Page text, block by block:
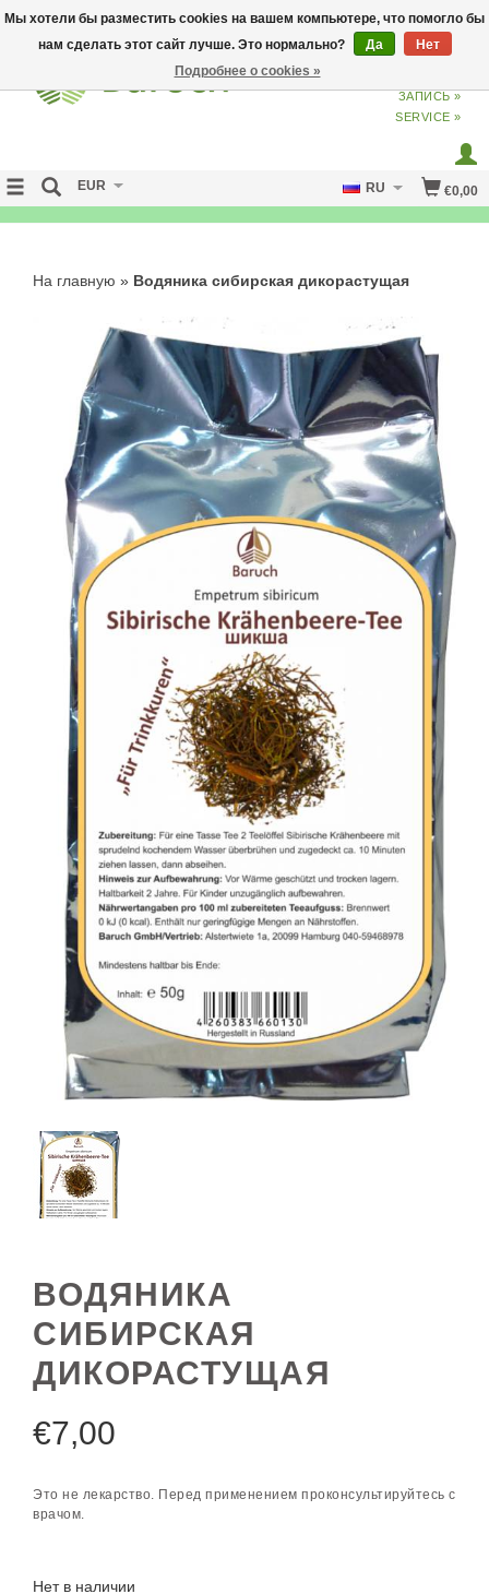
ВХОДИЗ
ЗАПИСЬ »
SERVICE »
€0,00
EUR RU
На главную » Водяника сибирская дикорастущая
ВОДЯНИКА
СИБИРСКАЯ
ДИКОРАСТУЩАЯ
€7,00
Это не лекарство. Перед применением проконсультируйтесь с
врачом.
Нет в наличии
Мы хотели бы разместить cookies на вашем компьютере, что помогло бы
нам сделать этот сайт лучше. Это нормально?
Да
Нет
Подробнее о cookies »